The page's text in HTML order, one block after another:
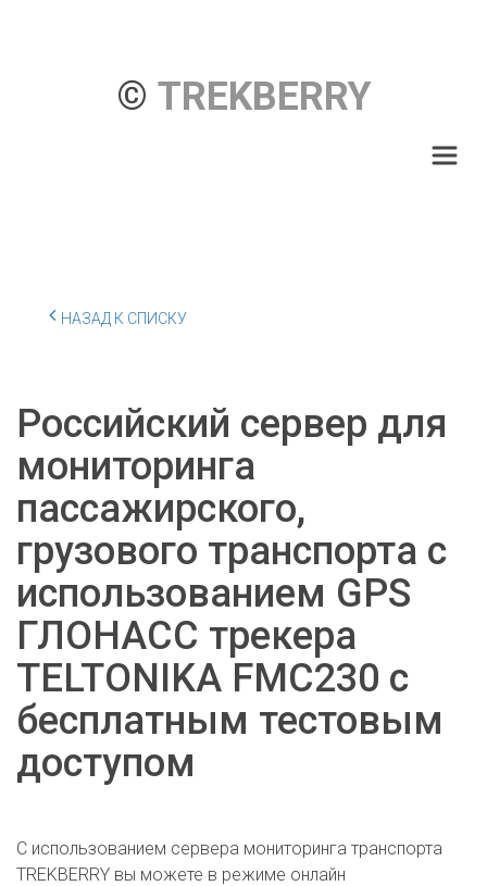
© TREKBERRY
НАЗАД К СПИСКУ
Российский сервер для
мониторинга
пассажирского,
грузового транспорта с
использованием GPS
ГЛОНАСС трекера
TELTONIKA FMC230 с
бесплатным тестовым
доступом
С использованием сервера мониторинга транспорта
TREKBERRY вы можете в режиме онлайн